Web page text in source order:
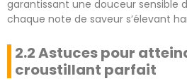
garantissant une douceur sensible
chaque note de saveur s’élevant
2.2 Astuces pour
croustillant parfait